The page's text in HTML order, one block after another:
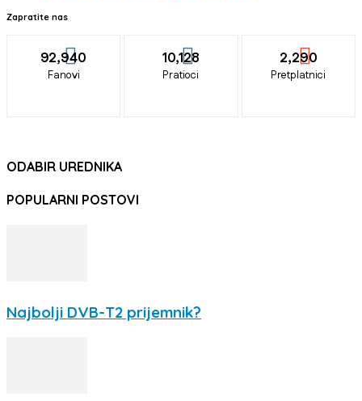
Zapratite nas
92,940
Fanovi
10,128
Pratioci
2,290
Pretplatnici
ODABIR UREDNIKA
POPULARNI POSTOVI
Najbolji DVB-T2 prijemnik?